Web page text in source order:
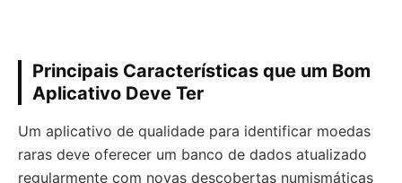
Principais Características que um Bom
Aplicativo Deve Ter
Um aplicativo de qualidade para identificar moedas
raras deve oferecer um banco de dados atualizado
regularmente com novas descobertas numismáticas